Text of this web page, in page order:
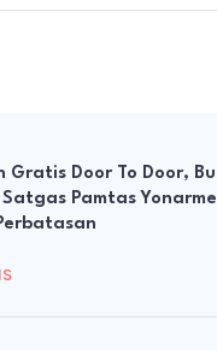
Gratis Door To Door,
Pamtas